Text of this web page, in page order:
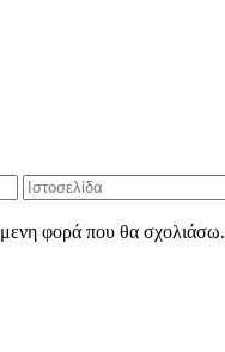
φορά που θα σχολιάσω.